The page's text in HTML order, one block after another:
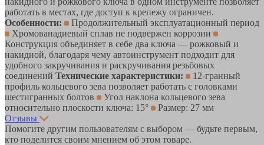
работать в местах, где доступ к крепежу ограничен.
Особенности:
Продолжительный эксплуатационный период
Хромованадиевый сплав не подвержен коррозии
Конструкция объединяет в себе два ключа — рожковый и
накидной, благодаря чему автоинструмент подходит для
удобного закручивания и раскручивания резьбовых
соединений Технические характеристики:
12-гранный
профиль кольцевого зева позволяет работать с головками
шестигранных болтов
Угол наклона кольцевого зева
относительно плоскости ключа: 15°
Размер: 27 мм
Отзывы
Помогите другим пользователям с выбором — будьте первым,
кто поделится своим мнением об этом товаре.